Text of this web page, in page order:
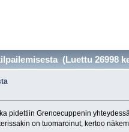
(Luettu 26998
pidettiin Grencecuppenin
on tuomaroinut, kertoo